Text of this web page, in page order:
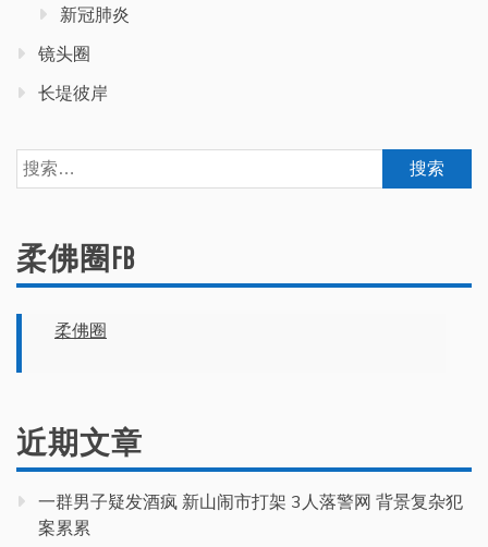
新冠肺炎
镜头圈
长堤彼岸
搜
索：
柔佛圈FB
柔佛圈
近期文章
一群男子疑发酒疯 新山闹市打架 3人落警网 背景复杂犯
案累累